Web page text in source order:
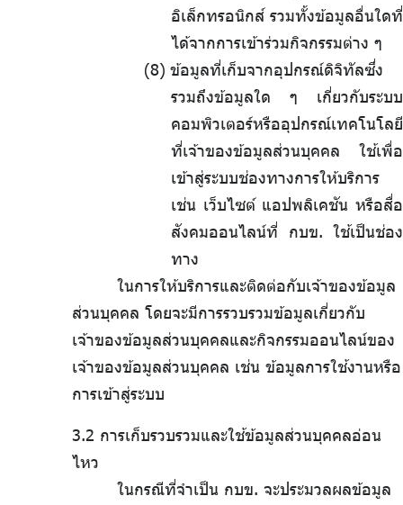
อิเล็กทรอนิกส์ รวมทั้งข้อมูลอื่นใดที่
ได้จากการเข้าร่วมกิจกรรมต่าง ๆ
ข้อมูลที่เก็บจากอุปกรณ์ดิจิทัลซึ่ง
รวมถึงข้อมูลใด ๆ เกี่ยวกับระบบ
คอมพิวเตอร์หรืออุปกรณ์เทคโนโลยี
ที่เจ้าของข้อมูลส่วนบุคคล ใช้เพื่อ
เข้าสู่ระบบช่องทางการให้บริการ
เช่น เว็บไซต์ แอปพลิเคชัน หรือสื่อ
สังคมออนไลน์ที่ กบข. ใช้เป็นช่อง
ทาง
ในการให้บริการและติดต่อกับเจ้าของข้อมูล
ส่วนบุคคล โดยจะมีการรวบรวมข้อมูลเกี่ยวกับ
เจ้าของข้อมูลส่วนบุคคลและกิจกรรมออนไลน์ของ
เจ้าของข้อมูลส่วนบุคคล เช่น ข้อมูลการใช้งานหรือ
การเข้าสู่ระบบ
3.2 การเก็บรวบรวมและใช้ข้อมูลส่วนบุคคลอ่อน
ไหว
ในกรณีที่จำเป็น กบข. จะประมวลผลข้อมูล